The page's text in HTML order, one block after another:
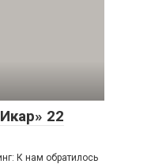
22
К нам обратилось